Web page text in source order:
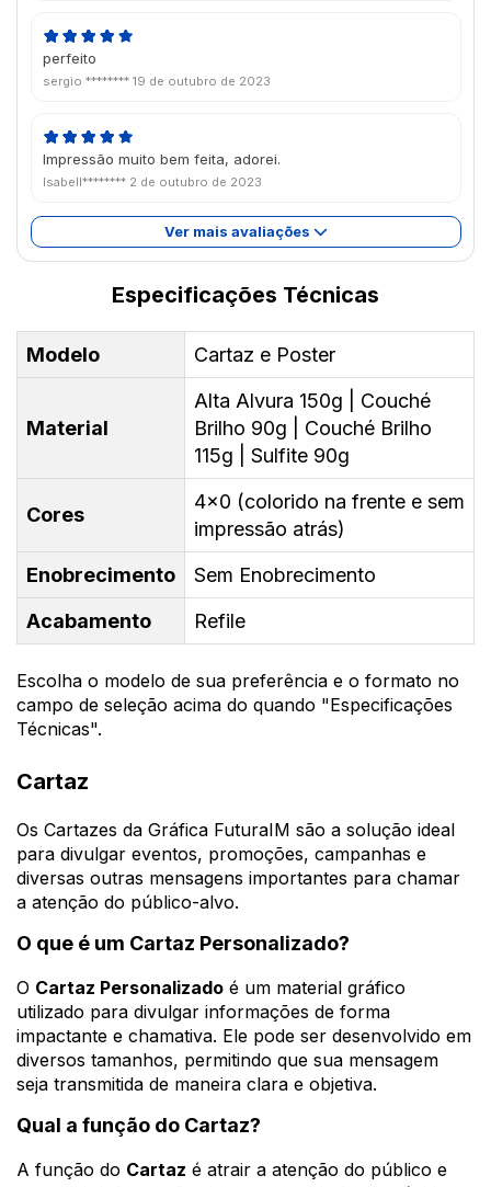
perfeito
sergio ******** 19 de outubro de 2023
Impressão muito bem feita, adorei.
Isabell******** 2 de outubro de 2023
Ver mais avaliações
Especificações Técnicas
Modelo Cartaz e Poster
Material
Alta Alvura 150g | Couché
Brilho 90g | Couché Brilho
115g | Sulfite 90g
Cores
4x0 (colorido na frente e sem
impressão atrás)
Enobrecimento
Sem Enobrecimento
Acabamento
Refile
Escolha o modelo de sua preferência e o formato no
campo de seleção acima do quando "Especificações
Técnicas".
Cartaz
Os Cartazes da Gráfica FuturaIM são a solução ideal
para divulgar eventos, promoções, campanhas e
diversas outras mensagens importantes para chamar
a atenção do público-alvo.
O que é um Cartaz Personalizado?
O Cartaz Personalizado é um material gráfico
utilizado para divulgar informações de forma
impactante e chamativa. Ele pode ser desenvolvido em
diversos tamanhos, permitindo que sua mensagem
seja transmitida de maneira clara e objetiva.
Qual a função do Cartaz?
A função do Cartaz é atrair a atenção do público e